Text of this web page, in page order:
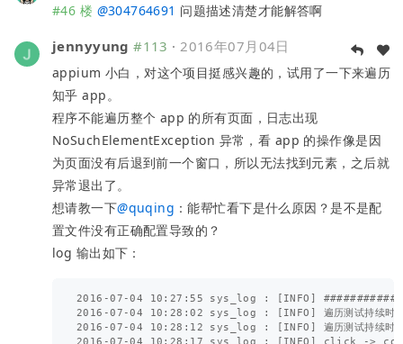
#46 楼 @304764691 问题描述清楚才能解答啊
jennyyung #113 · 2016年07月04日
appium 小白，对这个项目挺感兴趣的，试用了一下来遍历
知乎 app。
程序不能遍历整个 app 的所有页面，日志出现
NoSuchElementException 异常，看 app 的操作像是因
为页面没有后退到前一个窗口，所以无法找到元素，之后就
异常退出了。
想请教一下@quqing ：能帮忙看下是什么原因？是不是配
置文件没有正确配置导致的？
log 输出如下：
2016-07-04 10:27:55 sys_log : [INFO] ########################################################################
2016-07-04 10:28:02 sys_log : [INFO] 遍历测试持续时间 -> 30.01s
2016-07-04 10:28:12 sys_log : [INFO] 遍历测试持续时间 -> 40.01s
2016-07-04 10:28:17 sys_log : [INFO] click -> com.zhihu.android:id/login_btn
2016-07-04 10:28:21 sys_log : [INFO] input -> com.zhihu.android:id/username, sendKeys ->xxxxxx@qq.com
2016-07-04 10:28:22 sys_log : [INFO] 遍历测试持续时间 -> 50.02s
2016-07-04 10:28:32 sys_log : [INFO] 遍历测试持续时间 -> 1.00m
2016-07-04 10:28:33 sys_log : [INFO] input -> com.zhihu.android:id/password, sendKeys -> xxxxxx
2016-07-04 10:28:42 sys_log : [INFO] click -> com.zhihu.android:id/btn_progress
2016-07-04 10:28:42 sys_log : [INFO] 遍历测试持续时间 -> 1.17m
2016-07-04 10:28:50 sys_log : [INFO] ########################### 开始执行探索性遍历测试 ###########################
2016-07-04 10:28:50 sys_log : [INFO] 报告主人,有1个节点任务出栈并加入黑名单 -> 现在还有6个任务待运行, [android.widget.ImageButton,,,], 43caaf86fb1026d4d4072053d7468557-0,50-112,162-//android.widget.FrameLayout[1]/android.widget.LinearLayout[1]/android.widget.FrameLayout[1]/android.widget.FrameLayout[1]/android.widget.FrameLayout[1]/android.widget.FrameLayout[1]/android.support.v4.widget.DrawerLayout[1]/android.widget.FrameLayout[1]/android.widget.RelativeLayout[1]/android.view.View[1]/android.view.View[3]/android.widget.ImageButton[1]
2016-07-04 10:28:51 sys_log : [INFO] 当前节点任务所属窗口是否就是当前窗口 -> true
2016-07-04 10:28:51 sys_log : [INFO] [android.widget.ImageButton,,,], 43caaf86fb1026d4d4072053d7468557 >> 开始执行节点任务......
2016-07-04 10:28:51 sys_log : [INFO] click -> [info = android.widget.ImageButton,,,], [depth = 1]43caaf86fb1026d4d4072053d7468557-0,50-112,162-//android.widget.FrameLayout[1]/android.widget.LinearLayout[1]/android.widget.FrameLayout[1]/android.widget.FrameLayout[1]/android.widget.FrameLayout[1]/android.widget.FrameLayout[1]/android.support.v4.widget.DrawerLayout[1]/android.widget.FrameLayout[1]/android.widget.RelativeLayout[1]/android.view.View[1]/android.view.View[3]/android.widget.ImageButton[1]
2016-07-04 10:28:52 sys_log : [INFO] 遍历测试持续时间 -> 1.33m
2016-07-04 10:28:54 sys_log : [INFO] 报告主人,有1个节点任务出栈并加入黑名单 -> 现在还有5个任务待运行, [android.widget.TextView,,搜索,com.zhihu.android:id/action_search], 43caaf86fb1026d4d4072053d7468557-576,58-672,154-//android.widget.FrameLayout[1]/android.widget.LinearLayout[1]/android.widget.FrameLayout[1]/android.widget.FrameLayout[1]/android.widget.FrameLayout[1]/android.widget.FrameLayout[1]/android.support.v4.widget.DrawerLayout[1]/android.widget.FrameLayout[1]/android.widget.RelativeLayout[1]/android.view.View[1]/android.view.View[3]/android.support.v7.widget.LinearLayoutCompat[1]/android.widget.TextView[1]
2016-07-04 10:28:55 sys_log : [INFO] 当前节点任务所属窗口是否就是当前窗口 -> true
2016-07-04 10:28:55 sys_log : [INFO] [android.widget.TextView,,搜索,com.zhihu.android:id/action_search], 43caaf86fb1026d4d4072053d7468557 >> 开始执行节点任务......
2016-07-04 10:28:55 sys_log : [INFO] click -> [info = android.widget.TextView,,搜索,com.zhihu.android:id/action_search], [depth = 1]43caaf86fb1026d4d4072053d7468557-576,58-672,154-//android.widget.FrameLayout[1]/android.widget.LinearLayout[1]/android.widget.FrameLayout[1]/android.widget.FrameLayout[1]/android.widget.FrameLayout[1]/android.widget.FrameLayout[1]/android.support.v4.widget.DrawerLayout[1]/android.widget.FrameLayout[1]/android.widget.RelativeLayout[1]/android.view.View[1]/android.view.View[3]/android.support.v7.widget.LinearLayoutCompat[1]/android.widget.TextView[1]
2016-07-04 10:29:01 sys_log : [INFO] 报告主人,有1个节点任务出栈并加入黑名单 -> 现在还有4个任务待运行, [android.widget.TextView,,通知,com.zhihu.android:id/action_notification], 43caaf86fb1026d4d4072053d7468557-672,58-768,154-//android.widget.FrameLayout[1]/android.widget.LinearLayout[1]/android.widget.FrameLayout[1]/android.widget.FrameLayout[1]/android.widget.FrameLayout[1]/android.widget.FrameLayout[1]/android.support.v4.widget.DrawerLayout[1]/android.widget.FrameLayout[1]/android.widget.RelativeLayout[1]/android.view.View[1]/android.view.View[3]/android.support.v7.widget.LinearLayoutCompat[1]/android.widget.TextView[2]
2016-07-04 10:29:02 sys_log : [INFO] 当前节点任务所属窗口是否就是当前窗口 -> true
2016-07-04 10:29:02 sys_log : [INFO] [android.widget.TextView,,通知,com.zhihu.android:id/action_notification], 43caaf86fb1026d4d4072053d7468557 >> 开始执行节点任务......
2016-07-04 10:29:02 sys_log : [INFO] click ->